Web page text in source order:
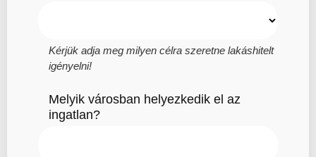
Kérjük adja meg milyen célra szeretne lakáshitelt
igényelni!
Melyik városban helyezkedik el az
ingatlan?